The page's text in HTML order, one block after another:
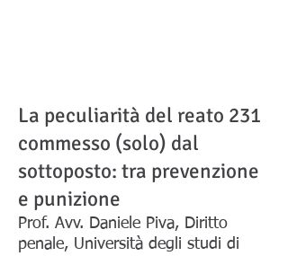
La peculiarità del reato 231
commesso (solo) dal
sottoposto: tra prevenzione
e punizione
Prof. Avv. Daniele Piva, Diritto
penale, Università degli studi di